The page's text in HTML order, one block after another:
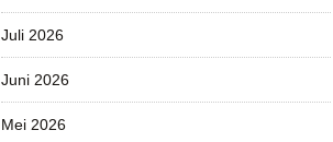
Juli 2026
Juni 2026
Mei 2026